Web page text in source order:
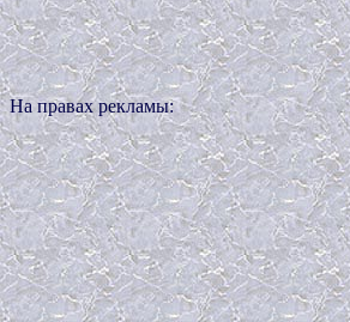
На правах рекламы: